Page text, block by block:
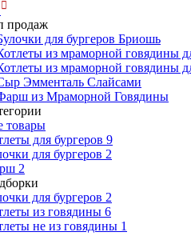
продаж
для бургеров Бриошь
из мраморной говядины
из мраморной говядины
Эмменталь Слайсами
из Мраморной Говядины
товары
для бургеров 9
для бургеров 2
2
для бургеров 2
из говядины 6
не из говядины 1